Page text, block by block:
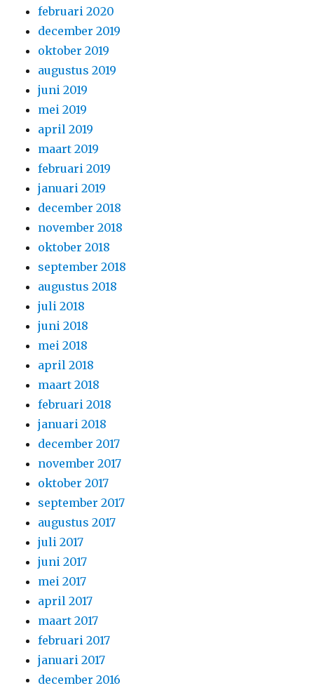
februari 2020
december 2019
oktober 2019
augustus 2019
juni 2019
mei 2019
april 2019
maart 2019
februari 2019
januari 2019
december 2018
november 2018
oktober 2018
september 2018
augustus 2018
juli 2018
juni 2018
mei 2018
april 2018
maart 2018
februari 2018
januari 2018
december 2017
november 2017
oktober 2017
september 2017
augustus 2017
juli 2017
juni 2017
mei 2017
april 2017
maart 2017
februari 2017
januari 2017
december 2016